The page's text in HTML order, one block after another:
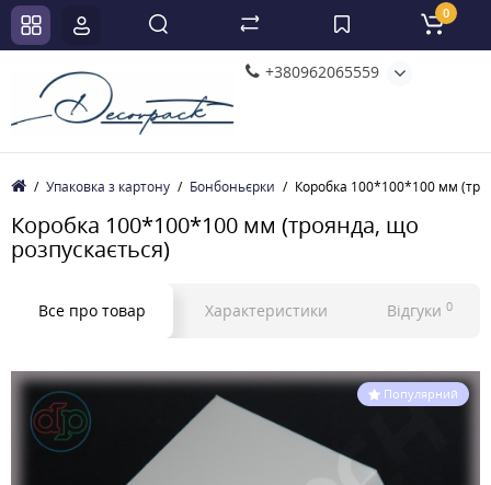
+380962065559
0
Упаковка з картону Бонбоньєрки Коробка 100*100*100 мм
Коробка 100*100*100 мм (троянда, що
розпускається)
Все про товар Характеристики Відгуки 0
Популярний